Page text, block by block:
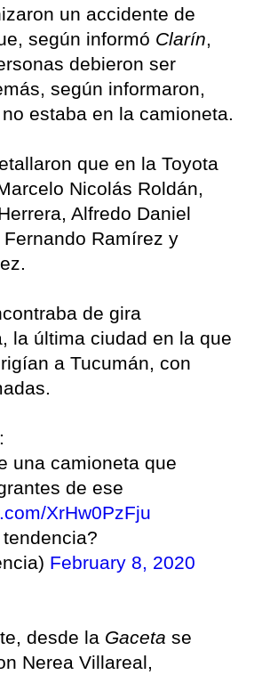
un accidente de
según informó Clarín
debieron ser
según informaron,
estaba en la camioneta.
que en la Toyota
Nicolás Roldán,
Alfredo Daniel
Ramírez y
de gira
la última ciudad en la que
a Tucumán, con
una camioneta que
de ese
XrHw0PzFju
February 8, 2020
desde la Gaceta se
Nerea Villareal,